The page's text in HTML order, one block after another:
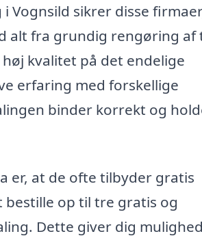
Vognsild sikrer disse
alt fra grundig rengøring af
kvalitet på det endelige
erfaring med forskellige
binder korrekt og
er, at de ofte tilbyder gratis
op til tre gratis og
Dette giver dig